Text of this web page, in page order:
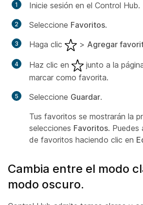
Inicie sesión en el Control Hub.
Seleccione Favoritos.
Haga clic
> Agregar
Haz clic en
junto a la
marcar como favorita.
Seleccione Guardar.
Tus favoritos se mostrarán la
selecciones Favoritos. Puedes
de favoritos haciendo clic en
Cambia entre el modo
modo oscuro.